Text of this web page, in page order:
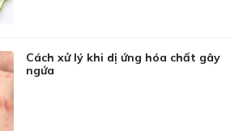
Cách xử lý khi dị ứng hóa chất gây
ngứa